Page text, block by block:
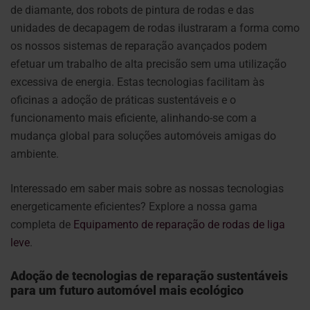
de diamante, dos robots de pintura de rodas e das
unidades de decapagem de rodas ilustraram a forma como
os nossos sistemas de reparação avançados podem
efetuar um trabalho de alta precisão sem uma utilização
excessiva de energia. Estas tecnologias facilitam às
oficinas a adoção de práticas sustentáveis e o
funcionamento mais eficiente, alinhando-se com a
mudança global para soluções automóveis amigas do
ambiente.
Interessado em saber mais sobre as nossas tecnologias
energeticamente eficientes? Explore a nossa gama
completa de Equipamento de reparação de rodas de liga
leve
Adoção de tecnologias de reparação sustentáveis
para um futuro automóvel mais ecológico